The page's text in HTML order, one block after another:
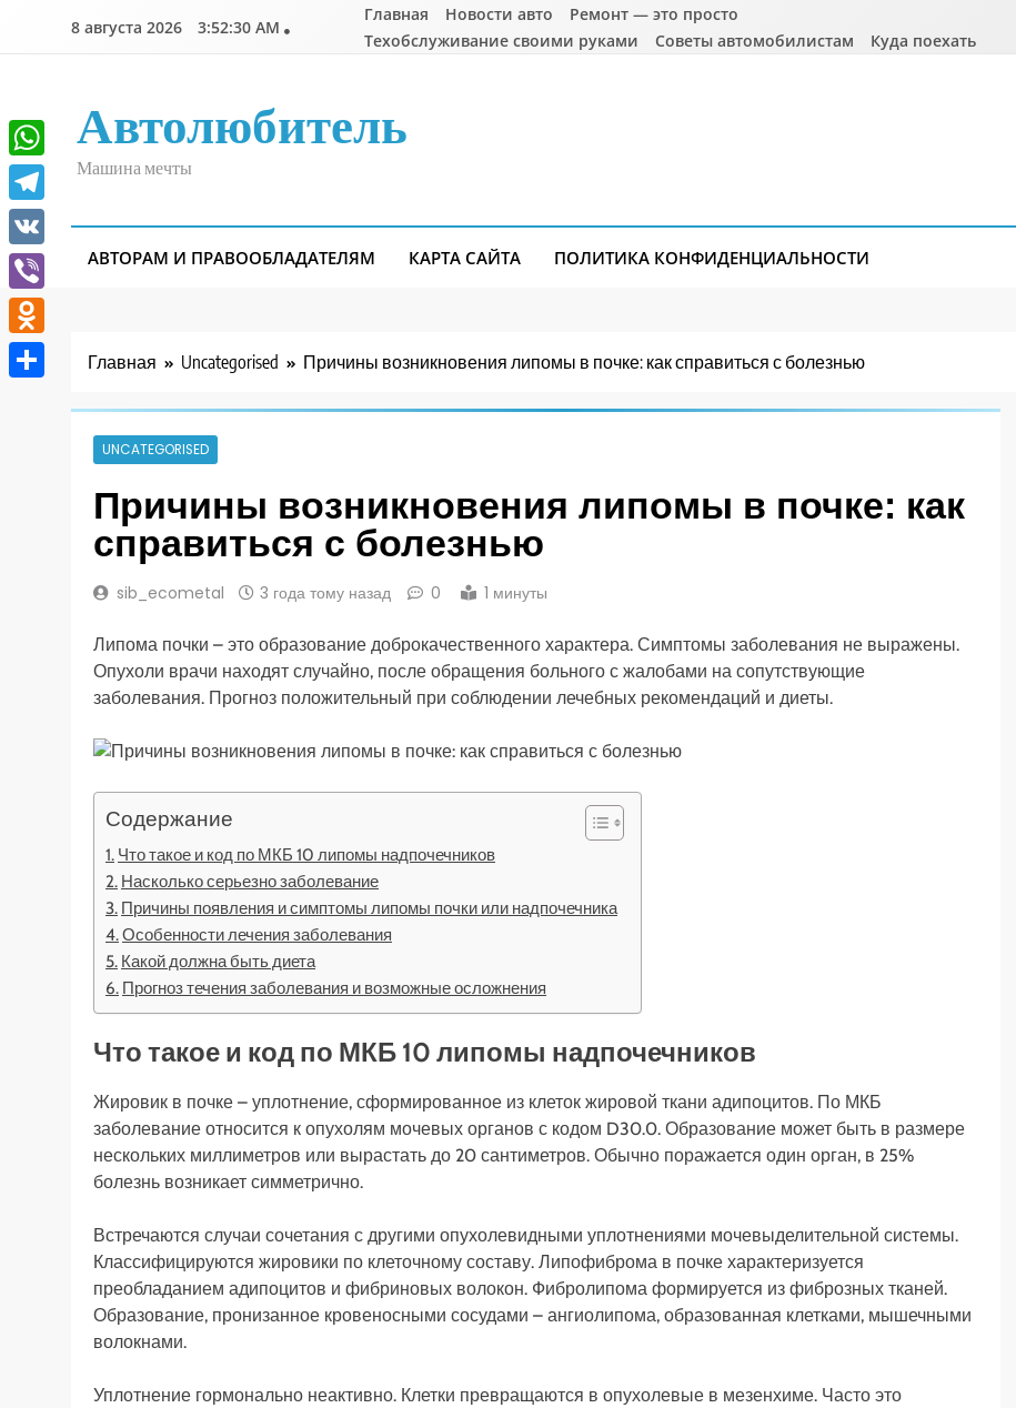
8 августа 2026 3:52:31 AM
Главная Новости авто
Ремонт — это просто
Техобслуживание своими руками
Советы автомобилистам Куда поехать
Автолюбитель
Машина мечты
АВТОРАМ И ПРАВООБЛАДАТЕЛЯМ КАРТА САЙТА ПОЛИТИКА КОНФИДЕНЦИАЛЬНОСТИ
Главная Uncategorised Причины возникновения липомы в почке: как справиться с болезнью
UNCATEGORISED
Причины возникновения липомы в почке: как
справиться с болезнью
sib_ecometal 3 года тому назад 0 1 минуты
Липома почки – это образование доброкачественного характера. Симптомы заболевания не выражены.
Опухоли врачи находят случайно, после обращения больного с жалобами на сопутствующие
заболевания. Прогноз положительный при соблюдении лечебных рекомендаций и диеты.
Содержание
Что такое и код по МКБ 10 липомы надпочечников
Насколько серьезно заболевание
Причины появления и симптомы липомы почки или надпочечника
Особенности лечения заболевания
Какой должна быть диета
Прогноз течения заболевания и возможные осложнения
Что такое и код по МКБ 10 липомы надпочечников
Жировик в почке – уплотнение, сформированное из клеток жировой ткани адипоцитов. По МКБ
заболевание относится к опухолям мочевых органов с кодом D30.0. Образование может быть в размере
нескольких миллиметров или вырастать до 20 сантиметров. Обычно поражается один орган, в 25%
болезнь возникает симметрично.
Встречаются случаи сочетания с другими опухолевидными уплотнениями мочевыделительной системы.
Классифицируются жировики по клеточному составу. Липофиброма в почке характеризуется
преобладанием адипоцитов и фибриновых волокон. Фибролипома формируется из фиброзных тканей.
Образование, пронизанное кровеносными сосудами – ангиолипома, образованная клетками, мышечными
волокнами.
Уплотнение гормонально неактивно. Клетки превращаются в опухолевые в мезенхиме. Часто это
WhatsApp
Telegram
VK
Viber
Odnoklassniki